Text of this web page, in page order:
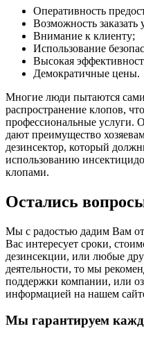
Оперативность
Возможность
Внимание к клиенту;
Использование
Высокая
Демократичные цены.
Многие люди пытаются
распространение клопов,
профессиональные услуги.
дают преимущество
дезинсектор, который
использованию
клопами.
Остались
Мы с радостью дадим Вам
Вас интересует сроки,
дезинсекции, или любые
деятельности, то мы
поддержки компании, или
информацией на нашем
Мы гарантируем